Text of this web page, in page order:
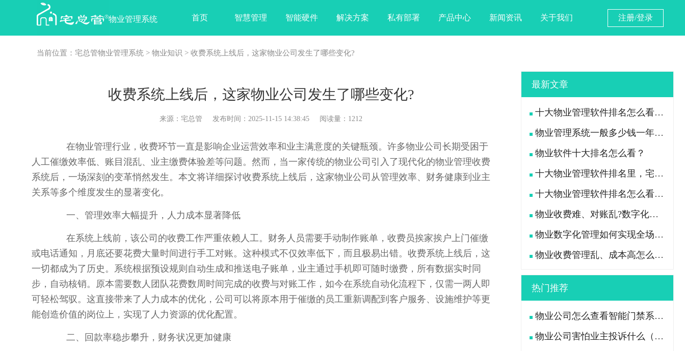
物业管理系统 首页 智慧管理 智能硬件 解决方案 私有部署 产品中心 新闻资讯 关于我们 注册/登录
当前位置： 宅总管物业管理系统 > 物业知识 > 收费系统上线后，这家物业公司发生了哪些变化?
收费系统上线后，这家物业公司发生了哪些变化?
来源：宅总管 发布时间：2025-11-15 14:38:45 阅读量：1212
在物业管理行业，收费环节一直是影响企业运营效率和业主满意度的关键瓶颈。许多物业公司长期受困于
人工催缴效率低、账目混乱、业主缴费体验差等问题。然而，当一家传统的物业公司引入了现代化的物业管理收费
系统后，一场深刻的变革悄然发生。本文将详细探讨收费系统上线后，这家物业公司从管理效率、财务健康到业主
关系等多个维度发生的显著变化。
一、管理效率大幅提升，人力成本显著降低
在系统上线前，该公司的收费工作严重依赖人工。财务人员需要手动制作账单，收费员挨家挨户上门催缴
或电话通知，月底还要花费大量时间进行手工对账。这种模式不仅效率低下，而且极易出错。收费系统上线后，这
一切都成为了历史。系统根据预设规则自动生成和推送电子账单，业主通过手机即可随时缴费，所有数据实时同
步，自动核销。原本需要数人团队花费数周时间完成的收费与对账工作，如今在系统自动化流程下，仅需一两人即
可轻松驾驭。这直接带来了人力成本的优化，公司可以将原本用于催缴的员工重新调配到客户服务、设施维护等更
能创造价值的岗位上，实现了人力资源的优化配置。
二、回款率稳步攀升，财务状况更加健康
最新文章
十大物业管理软件排名怎么看？宅总管靠什么在榜上站住脚？
物业管理系统一般多少钱一年？宅总管一年费用多少？
物业软件十大排名怎么看？
十大物业管理软件排名里，宅总管凭什么被300多家物业公司选择？
十大物业管理软件排名怎么看？宅总管凭什么能进榜？
物业收费难、对账乱?数字化手段如何落地解决
物业数字化管理如何实现全场景高效管控？
物业收费管理乱、成本高怎么办？
热门推荐
物业公司怎么查看智能门禁系统中行人及车辆出入记录
物业公司害怕业主投诉什么（业主用什么办法“治”物业公司）